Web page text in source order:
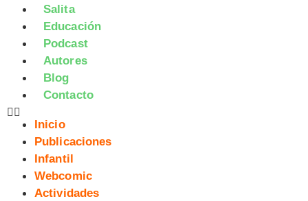
Salita
Educación
Podcast
Autores
Blog
Contacto
Inicio
Publicaciones
Infantil
Webcomic
Actividades